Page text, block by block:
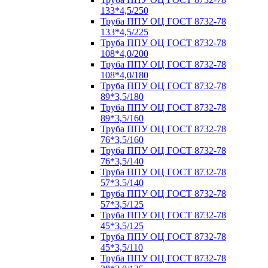
133*4,5/250
Труба ППУ ОЦ ГОСТ 8732-78
133*4,5/225
Труба ППУ ОЦ ГОСТ 8732-78
108*4,0/200
Труба ППУ ОЦ ГОСТ 8732-78
108*4,0/180
Труба ППУ ОЦ ГОСТ 8732-78
89*3,5/180
Труба ППУ ОЦ ГОСТ 8732-78
89*3,5/160
Труба ППУ ОЦ ГОСТ 8732-78
76*3,5/160
Труба ППУ ОЦ ГОСТ 8732-78
76*3,5/140
Труба ППУ ОЦ ГОСТ 8732-78
57*3,5/140
Труба ППУ ОЦ ГОСТ 8732-78
57*3,5/125
Труба ППУ ОЦ ГОСТ 8732-78
45*3,5/125
Труба ППУ ОЦ ГОСТ 8732-78
45*3,5/110
Труба ППУ ОЦ ГОСТ 8732-78